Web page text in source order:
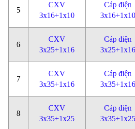
5
CXV
3x16+1x10
Cáp điện
3x16+1x10
6
CXV
3x25+1x16
Cáp điện
3x25+1x16
7
CXV
3x35+1x16
Cáp điện
3x35+1x16
8
CXV
3x35+1x25
Cáp điện
3x35+1x25